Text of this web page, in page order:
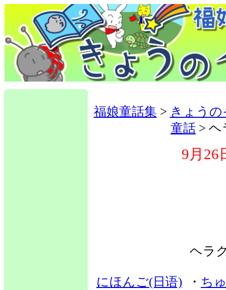
福娘童話集 > きょう
童話 >
9月26
ヘラ
にほんご(日语) ・ ち